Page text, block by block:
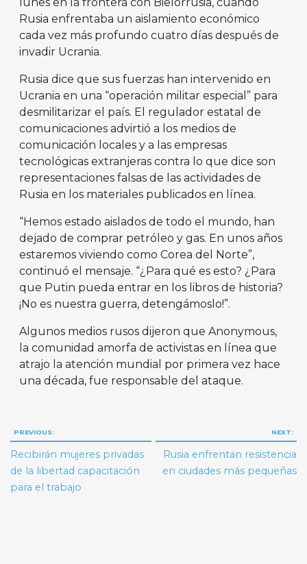
Rusia enfrentaba un aislamiento económico
cada vez más profundo cuatro días después de
invadir Ucrania.
Rusia dice que sus fuerzas han intervenido en
Ucrania en una “operación militar especial” para
desmilitarizar el país. El regulador estatal de
comunicaciones advirtió a los medios de
comunicación locales y a las empresas
tecnológicas extranjeras contra lo que dice son
representaciones falsas de las actividades de
Rusia en los materiales publicados en línea.
“Hemos estado aislados de todo el mundo, han
dejado de comprar petróleo y gas. En unos años
estaremos viviendo como Corea del Norte”,
continuó el mensaje. “¿Para qué es esto? ¿Para
que Putin pueda entrar en los libros de historia?
¡No es nuestra guerra, detengámoslo!”.
Algunos medios rusos dijeron que Anonymous,
la comunidad amorfa de activistas en línea que
atrajo la atención mundial por primera vez hace
una década, fue responsable del ataque.
Navegación
de
entradas
PREVIOUS:
Recibirán mujeres privadas
de la libertad capacitación
para el trabajo
NEXT:
Rusia enfrentan resistencia
en ciudades más pequeñas